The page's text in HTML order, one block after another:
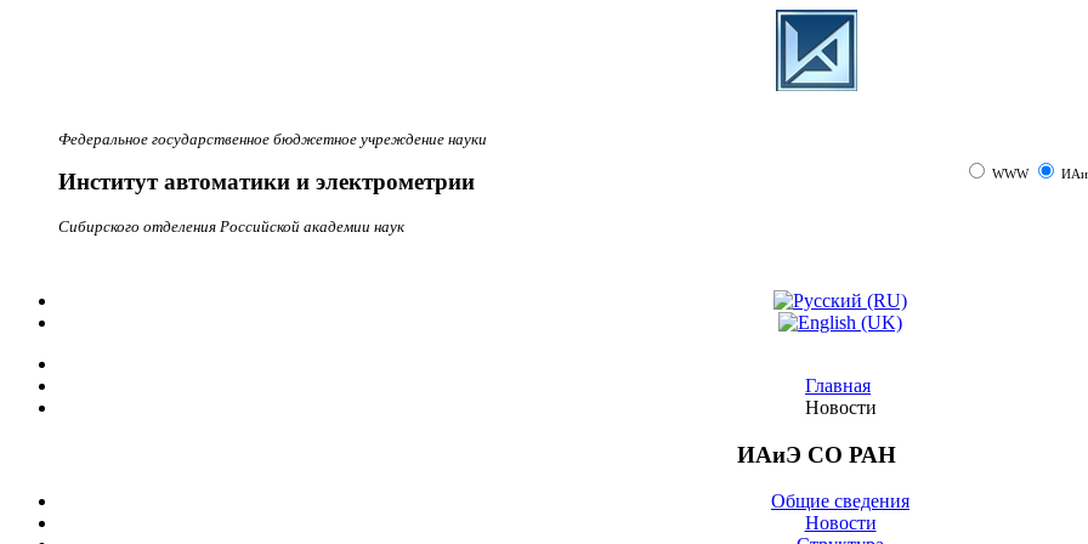
Федеральное государственное бюджетное учреждение науки
Институт автоматики и электрометрии
Сибирского отделения Российской академии наук
WWW
Главная
Новости
ИАиЭ СО РАН
Общие сведения
Новости